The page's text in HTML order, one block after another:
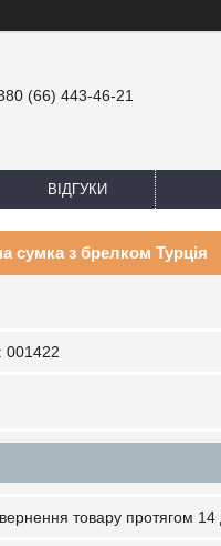
(66) 443-46-21
ВІДГУКИ
сумка з брелком Турція
001422
товару протягом 14